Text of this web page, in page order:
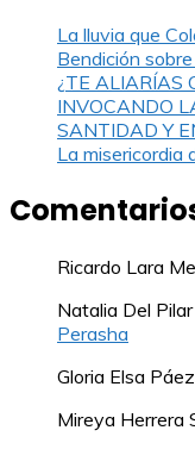
La lluvia que
Bendición
¿TE ALIARÍAS
INVOCANDO
SANTIDAD Y
La misericordia
Ricardo Lara
Natalia Del
Perasha
Gloria Elsa
Mireya Herrera